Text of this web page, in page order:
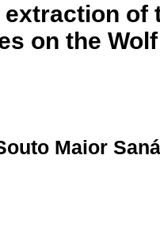
extraction
on the
Maior